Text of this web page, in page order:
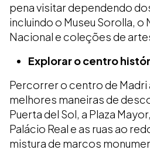
pena visitar dependendo
incluindo o Museu Sorolla,
Nacional e coleções de
Explorar o centro
Percorrer o centro de Madri
melhores maneiras de
Puerta del Sol, a Plaza
Palácio Real e as ruas ao
mistura de marcos